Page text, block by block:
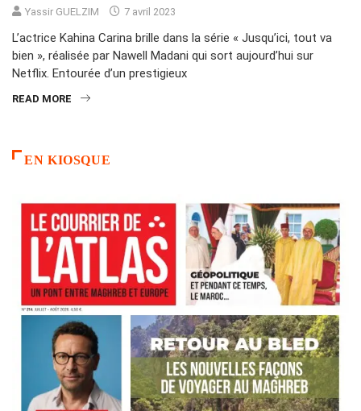
Yassir GUELZIM 7 avril 2023
L’actrice Kahina Carina brille dans la série « Jusqu’ici, tout va
bien », réalisée par Nawell Madani qui sort aujourd’hui sur
Netflix. Entourée d’un prestigieux
READ MORE
EN KIOSQUE